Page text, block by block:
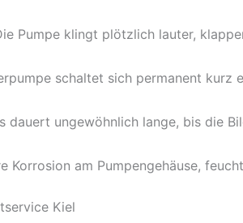
Pumpe klingt plötzlich lauter,
schaltet sich permanent
dauert ungewöhnlich lange, bis die
Korrosion am Pumpengehäuse,
Kiel